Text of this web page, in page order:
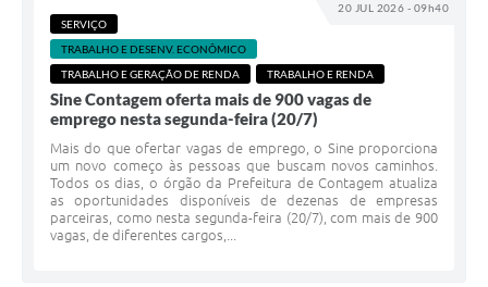
20 JUL 2026 - 09h40
SERVIÇO
TRABALHO E DESENV. ECONÔMICO
TRABALHO E GERAÇÃO DE RENDA
TRABALHO E RENDA
Sine Contagem oferta mais de 900 vagas de
emprego nesta segunda-feira (20/7)
Mais do que ofertar vagas de emprego, o Sine proporciona
um novo começo às pessoas que buscam novos caminhos.
Todos os dias, o órgão da Prefeitura de Contagem atualiza
as oportunidades disponíveis de dezenas de empresas
parceiras, como nesta segunda-feira (20/7), com mais de 900
vagas, de diferentes cargos,...